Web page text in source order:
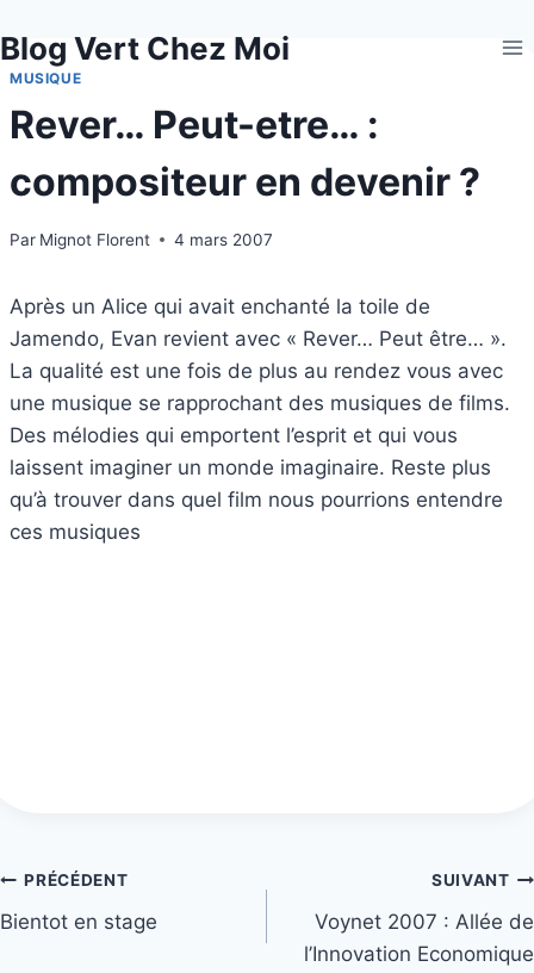
au
contenu
Blog Vert Chez Moi
MUSIQUE
Rever… Peut-etre… :
compositeur en devenir ?
Par Mignot Florent 4 mars 2007
Après un Alice qui avait enchanté la toile de
Jamendo, Evan revient avec « Rever… Peut être… ».
La qualité est une fois de plus au rendez vous avec
une musique se rapprochant des musiques de films.
Des mélodies qui emportent l’esprit et qui vous
laissent imaginer un monde imaginaire. Reste plus
qu’à trouver dans quel film nous pourrions entendre
ces musiques
Navigation
de
PRÉCÉDENT
Bientot en stage
SUIVANT
Voynet 2007 : Allée de
l’Innovation Economique